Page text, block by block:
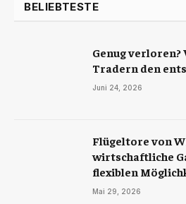
BELIEBTESTE
Genug verloren?
Tradern den
Juni 24, 2026
Flügeltore von
wirtschaftliche
flexiblen
Mai 29, 2026